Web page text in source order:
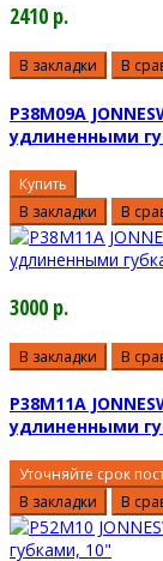
2410 р.
В закладки В
P38M09A
удлиненными
Купить
В закладки
В
3000 р.
В закладки В
P38M11A
удлиненными
Уточняйте срок
В закладки
В